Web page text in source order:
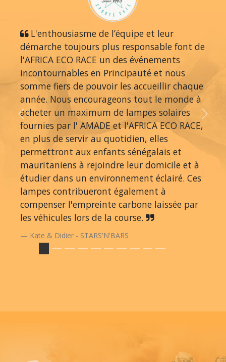
L'enthousiasme de l’équipe et leur
démarche toujours plus responsable font de
l'AFRICA ECO RACE un des événements
incontournables en Principauté et nous
somme fiers de pouvoir les accueillir chaque
année. Nous encourageons tout le monde à
acheter un maximum de lampes solaires
fournies par l' AMADE et l'AFRICA ECO RACE,
en plus de servir au quotidien, elles
permettront aux enfants sénégalais et
mauritaniens à rejoindre leur domicile et à
étudier dans un environnement éclairé. Ces
lampes contribueront également à
compenser l'empreinte carbone laissée par
les véhicules lors de la course.
Kate & Didier - STARS'N'BARS
Previous Next